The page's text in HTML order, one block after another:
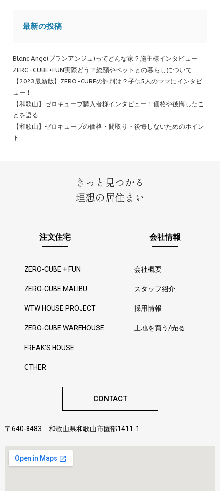
最新の投稿
Blanc Ange(ブランアンジュ)ってどんな家？施主様インタビュー
ZERO-CUBE+FUN実際どう？総額やペットとの暮らしについて
【2023最新版】ZERO-CUBEの評判は？子供5人のママにインタビ
ュー！
【和歌山】ゼロキューブ購入者様インタビュー！価格や後悔したこ
とを語る
【和歌山】ゼロキューブの価格・間取り・後悔しないためのポイン
ト
きっと見つかる
「理想の居住まい」
注文住宅
ZERO-CUBE + FUN
ZERO-CUBE MALIBU
WTW HOUSE PROJECT
ZERO-CUBE WAREHOUSE
FREAK’S HOUSE
OTHER
会社情報
会社概要
スタッフ紹介
採用情報
土地を買う/売る
CONTACT
〒640-8483 和歌山県和歌山市園部1411-1